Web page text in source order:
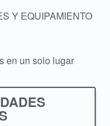
Y EQUIPAMIENTO
en un solo lugar